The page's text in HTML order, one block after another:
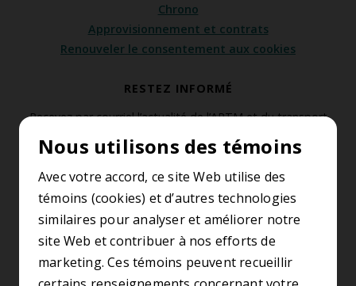
Nous utilisons des témoins
Avec votre accord, ce site Web utilise des
témoins (cookies) et d’autres technologies
similaires pour analyser et améliorer notre
site Web et contribuer à nos efforts de
marketing. Ces témoins peuvent recueillir
Chrono
Approvisionnement et contrats
Renouveler le consentement aux cookies
RESTEZ INFORMÉ
Recevez par courriel l’actualité de l’ARTM et du transport
S’abonner à l’infolettre
SUIVEZ-NOUS